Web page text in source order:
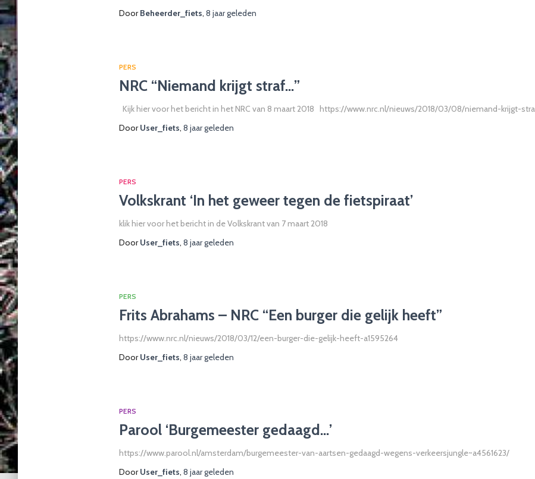
DoorBeheerder_fiets, 8 jaargeleden
PERS
NRC “Niemand krijgt straf…”
Kijk hier voor het bericht in het NRC van 8 maart 2018 https://www.nrc.nl/nieuws/2018/03/08/niemand-krijgt-
DoorUser_fiets, 8 jaargeleden
PERS
Volkskrant ‘In het geweer tegen de fietspiraat’
klik hier voor het bericht in de Volkskrant van 7 maart 2018
DoorUser_fiets, 8 jaargeleden
PERS
Frits Abrahams – NRC “Een burger die gelijk heeft”
https://www.nrc.nl/nieuws/2018/03/12/een-burger-die-gelijk-heeft-a1595264
DoorUser_fiets, 8 jaargeleden
PERS
Parool ‘Burgemeester gedaagd…’
https://www.parool.nl/amsterdam/burgemeester-van-aartsen-gedaagd-wegens-verkeersjungle~a4561623/
DoorUser_fiets, 8 jaargeleden